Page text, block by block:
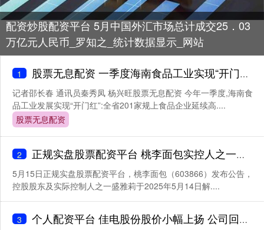
配资炒股配资平台 5月中国外汇市场总计成交25．03
万亿元人民币_罗知之_统计数据显示_网站
1 股票无息配资 一季度海南食品工业实现“开门红”_生物_增加值_发展
记者邵长春 通讯员秦秀凤 杨兴旺股票无息配资 今年一季度,海南食
品工业发展实现“开门红”:全省201家规上食品企业延续高....
股票无息配资
2 正规实盘股票配资平台 桃李面包实控人之一盛雅莉解除质押2070万股
5月15日正规实盘股票配资平台，桃李面包（603866）发布公告，
控股股东及实际控制人之一盛雅莉于2025年5月14日解....
3 个人配资平台 佳电股份股价小幅上扬 公司回应无框力矩电机相关情况